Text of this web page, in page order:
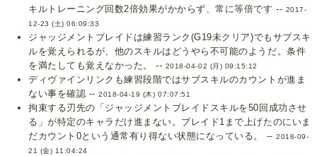
キルトレーニング回数2倍効果がかからず、常に等倍です -- 2017-
12-23 (土) 06:09:33
ジャッジメントブレイドは練習ランク(G19未クリア)でもサブスキ
ルを覚えられるが、他のスキルはどうやら不可能のようだ。条件
を満たしても覚えなかった。 -- 2018-04-02 (月) 09:15:12
ディヴァインリンクも練習段階ではサブスキルのカウントが進ま
ない事を確認 --2018-04-19 (木) 07:07:51
拘束する刃先の「ジャッジメントブレイドスキルを50回成功させ
る」が特定のキャラだけ進まない。ブレイド1まで上げたのにいま
だカウント0という通常有り得ない状態になっている。 --2018-09-
21 (金) 11:04:24